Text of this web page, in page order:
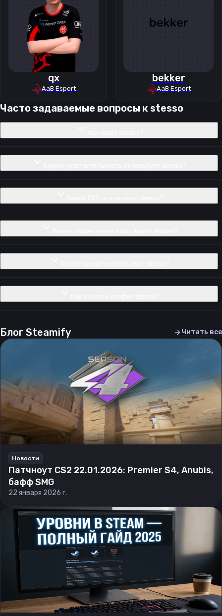
qx
AaB Esport
bekker
AaB Esport
Часто задаваемые вопросы кstesso
Блог Steamify Читать все
Новости
Патчноут CS2 22.01.2026: Premier S4, Anubis,
бафф SMG
22 января 2026 г.